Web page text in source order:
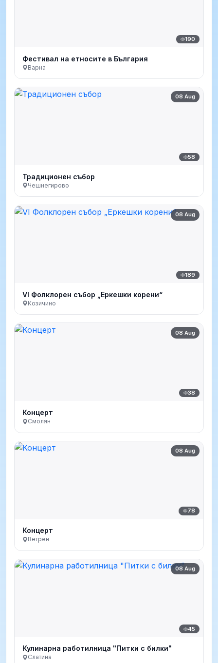
190
Фестивал на етносите в България
Варна
08 Aug
58
Традиционен събор
Чешнегирово
08 Aug
189
VI Фолклорен събор „Еркешки корени“
Козичино
08 Aug
38
Концерт
Смолян
08 Aug
78
Концерт
Ветрен
08 Aug
45
Кулинарна работилница "Питки с билки"
Слатина